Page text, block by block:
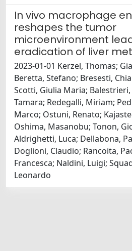
In vivo macrophage
reshapes the tumor
microenvironment
eradication of liver
2023-01-01 Kerzel, Thomas;
Beretta, Stefano; Bresesti,
Scotti, Giulia Maria; Balestrieri,
Tamara; Redegalli, Miriam;
Marco; Ostuni, Renato;
Oshima, Masanobu; Tonon,
Aldrighetti, Luca; Dellabona,
Doglioni, Claudio; Rancoita,
Francesca; Naldini, Luigi;
Leonardo